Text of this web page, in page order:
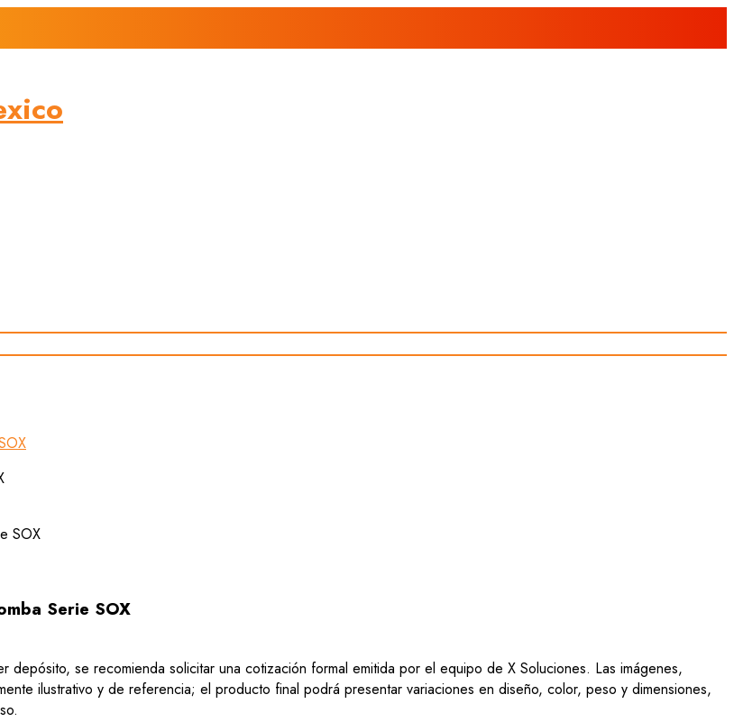
Serie SOX
se recomienda solicitar una cotización formal emitida por el equipo de X Soluciones. Las imágenes,
ilustrativo y de referencia; el producto final podrá presentar variaciones en diseño, color, peso y dimensiones,